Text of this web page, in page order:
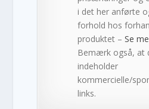
i det her anførte
forhold hos
produktet –Se
Bemærk også, at
indeholder
kommercielle/
links.